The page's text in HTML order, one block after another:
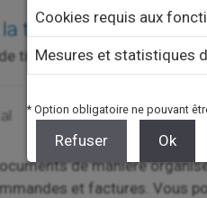
la taille des titres
titre modifié : Lire la suite.
de manière
et factures. Vous
Cookies requis aux
Mesures et statistiques
* Option obligatoire ne pouvant
Refuser Ok